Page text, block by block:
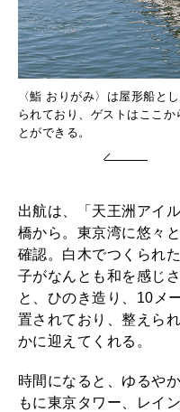
2026年4月号「未来
2026年3月号
2026年2月号「
〈鮨 おりがみ〉は屋形船と
られており、ゲストはここ
とができる。
出航は、「天王洲アイ
橋から。東京湾に悠々
確認。白木でつくられ
子がなんとも和を感じ
と、ひのき造り、10メ
置されており、整えら
かに迎えてくれる。
時間になると、ゆるや
もに東京タワー、レイ